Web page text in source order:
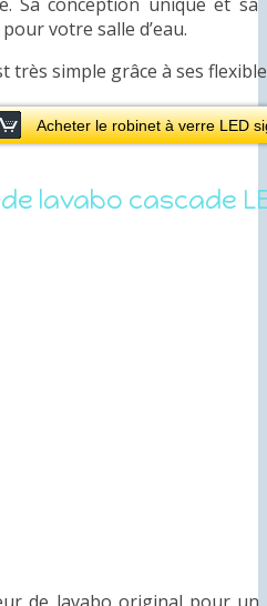
votre salle d’eau.
très simple grâce à ses
Acheter le robinet à verre LED
lavabo cascade